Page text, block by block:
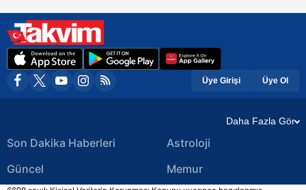
Üye Girişi Üye Ol
Daha Fazla Gör
Son Dakika Haberleri
Güncel
Astroloji
Memur